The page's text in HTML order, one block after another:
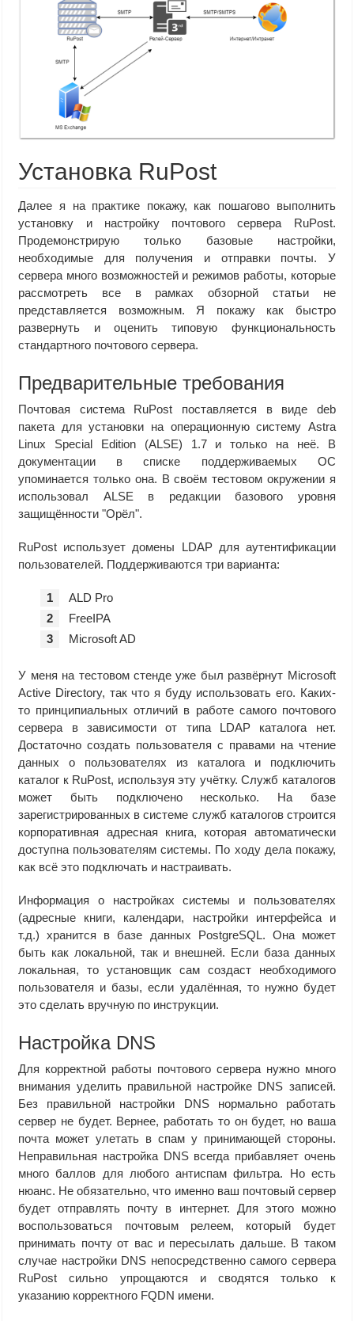
Установка RuPost
Далее я на практике покажу, как пошагово выполнить
установку и настройку почтового сервера RuPost.
Продемонстрирую только базовые настройки,
необходимые для получения и отправки почты. У
сервера много возможностей и режимов работы, которые
рассмотреть все в рамках обзорной статьи не
представляется возможным. Я покажу как быстро
развернуть и оценить типовую функциональность
стандартного почтового сервера.
Предварительные требования
Почтовая система RuPost поставляется в виде deb
пакета для установки на операционную систему Astra
Linux Special Edition (ALSE) 1.7 и только на неё. В
документации в списке поддерживаемых ОС
упоминается только она. В своём тестовом окружении я
использовал ALSE в редакции базового уровня
защищённости "Орёл".
RuPost использует домены LDAP для аутентификации
пользователей. Поддерживаются три варианта:
ALD Pro
FreeIPA
Microsoft AD
У меня на тестовом стенде уже был развёрнут Microsoft
Active Directory, так что я буду использовать его. Каких-
то принципиальных отличий в работе самого почтового
сервера в зависимости от типа LDAP каталога нет.
Достаточно создать пользователя с правами на чтение
данных о пользователях из каталога и подключить
каталог к RuPost, используя эту учётку. Служб каталогов
может быть подключено несколько. На базе
зарегистрированных в системе служб каталогов строится
корпоративная адресная книга, которая автоматически
доступна пользователям системы. По ходу дела покажу,
как всё это подключать и настраивать.
Информация о настройках системы и пользователях
(адресные книги, календари, настройки интерфейса и
т.д.) хранится в базе данных PostgreSQL. Она может
быть как локальной, так и внешней. Если база данных
локальная, то установщик сам создаст необходимого
пользователя и базы, если удалённая, то нужно будет
это сделать вручную по инструкции.
Настройка DNS
Для корректной работы почтового сервера нужно много
внимания уделить правильной настройке DNS записей.
Без правильной наcтройки DNS нормально работать
сервер не будет. Вернее, работать то он будет, но ваша
почта может улетать в спам у принимающей стороны.
Неправильная настройка DNS всегда прибавляет очень
много баллов для любого антиспам фильтра. Но есть
нюанс. Не обязательно, что именно ваш почтовый сервер
будет отправлять почту в интернет. Для этого можно
воспользоваться почтовым релеем, который будет
принимать почту от вас и пересылать дальше. В таком
случае настройки DNS непосредственно самого сервера
RuPost сильно упрощаются и сводятся только к
указанию корректного FQDN имени.